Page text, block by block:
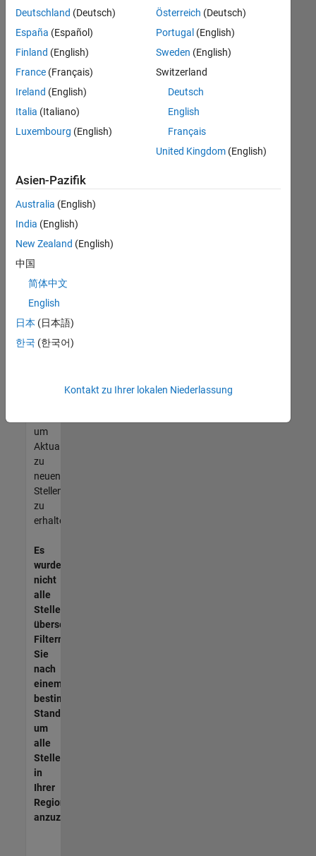
können
die
Suchkriterien
weiter
fassen
oder
alle
Stellenangebote
anzeigen .
noch
keine
offenen
Stellen
können,
die
Ihren
entsprechen,
werden
unseres
um
Aktualisierungen
zu
neuen
Stellenangeboten
zu
erhalten.
Es
wurden
nicht
alle
Stellen
übersetzt.
Filtern
Sie
nach
einem
bestimmten
Standort,
um
alle
Stellenangebote
in
Ihrer
Region
anzuzeigen.
Deutschland (Deutsch)
España (Español)
Finland (English)
France (Français)
Ireland (English)
Italia (Italiano)
Luxembourg (English)
Österreich (Deutsch)
Portugal (English)
Sweden (English)
Switzerland
Deutsch
English
Français
United Kingdom(English)
Asien-Pazifik
Australia (English)
India (English)
New Zealand (English)
中国
简体中文
English
日本 (日本語)
한국 (한국어)
Kontakt zu Ihrer lokalen Niederlassung